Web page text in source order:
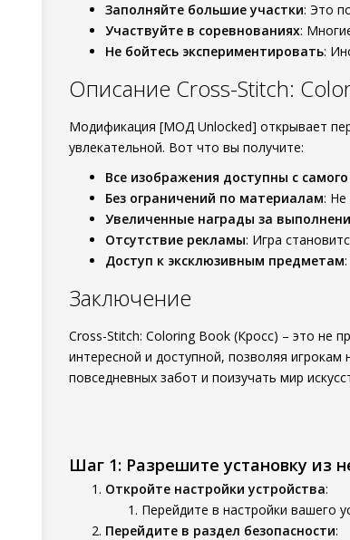
Заполняйте большие участки: Это
Участвуйте в соревнованиях:
Не бойтесь экспериментировать:
Описание Cross-Stitch:
Модификация [МОД Unlocked] открывает
увлекательной. Вот что вы получите:
Все изображения доступны с
Без ограничений по материалам: Не
Увеличенные награды за
Отсутствие рекламы: Игра
Доступ к эксклюзивным предметам
Заключение
Cross-Stitch: Coloring Book (Кросс) – это не
интересной и доступной, позволяя
повседневных забот и поизучать мир
Шаг 1: Разрешите установку из
Откройте настройки устройства:
Перейдите в настройки вашего
Перейдите в раздел безопасности: